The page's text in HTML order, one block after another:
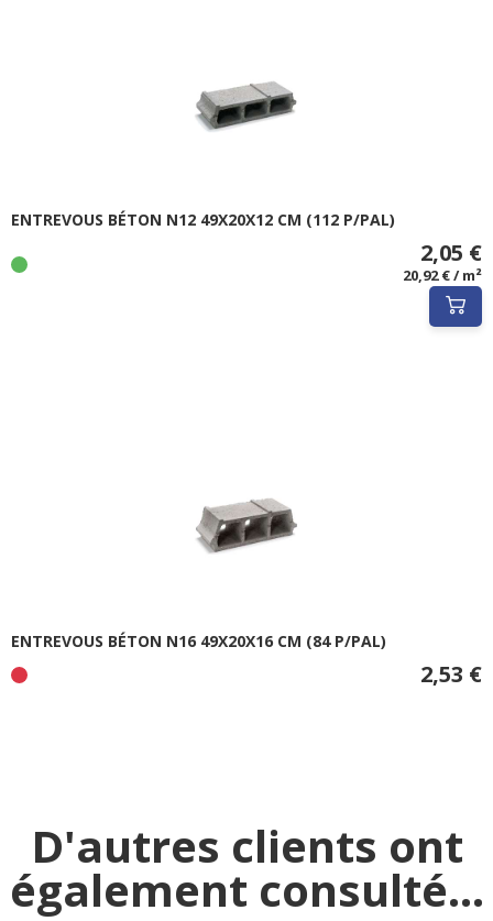
ENTREVOUS BÉTON N12 49X20X12 CM (112 P/PAL)
2,05 €
20,92 € / m²
ENTREVOUS BÉTON N16 49X20X16 CM (84 P/PAL)
2,53 €
D'autres clients ont
également consulté...